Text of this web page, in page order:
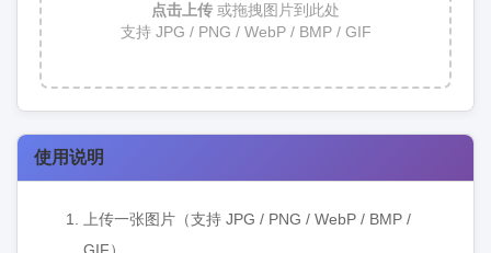
点击上传 或拖拽图片到此处
支持 JPG / PNG / WebP / BMP / GIF
使用说明
上传一张图片（支持 JPG / PNG / WebP / BMP /